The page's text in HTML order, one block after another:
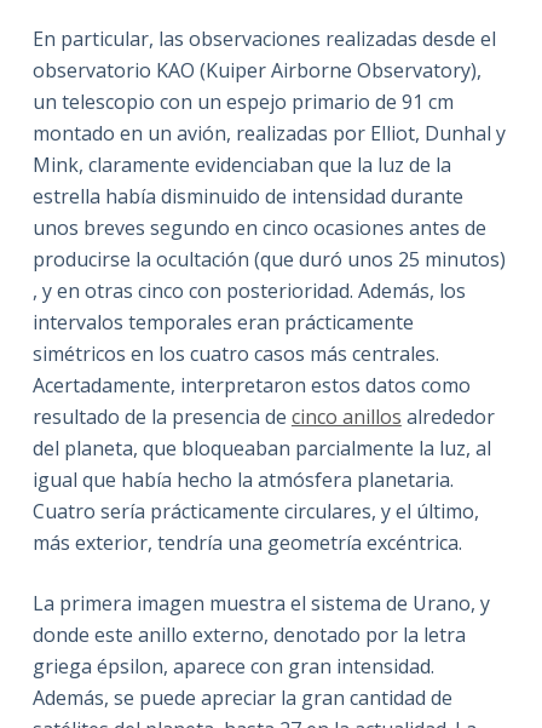
En particular, las observaciones realizadas desde el
observatorio KAO (Kuiper Airborne Observatory),
un telescopio con un espejo primario de 91 cm
montado en un avión, realizadas por Elliot, Dunhal y
Mink, claramente evidenciaban que la luz de la
estrella había disminuido de intensidad durante
unos breves segundo en cinco ocasiones antes de
producirse la ocultación (que duró unos 25 minutos)
, y en otras cinco con posterioridad. Además, los
intervalos temporales eran prácticamente
simétricos en los cuatro casos más centrales.
Acertadamente, interpretaron estos datos como
resultado de la presencia de cinco anillos alrededor
del planeta, que bloqueaban parcialmente la luz, al
igual que había hecho la atmósfera planetaria.
Cuatro sería prácticamente circulares, y el último,
más exterior, tendría una geometría excéntrica.
La primera imagen muestra el sistema de Urano, y
donde este anillo externo, denotado por la letra
griega épsilon, aparece con gran intensidad.
Además, se puede apreciar la gran cantidad de